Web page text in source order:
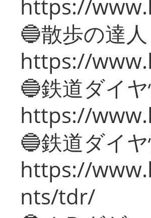
https://
🔵散歩の達人
https://
🔵鉄道ダイ
https://
🔵鉄道ダイ
https://
nts/tdr/